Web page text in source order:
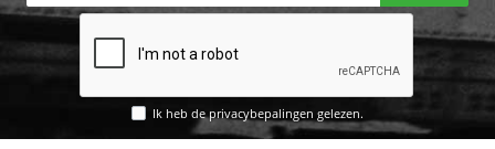
Ik heb deprivacybepalingen gelezen.